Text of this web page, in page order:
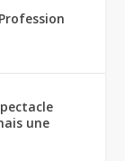
une